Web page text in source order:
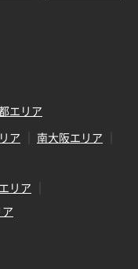
エリア
ア
南大阪エリア
リア